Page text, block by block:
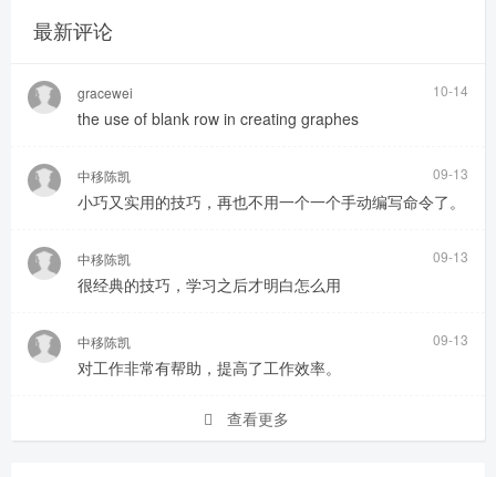
最新评论
gracewei 10-14
the use of blank row in creating graphes
中移陈凯 09-13
小巧又实用的技巧，再也不用一个一个手动编写命令了。
中移陈凯 09-13
很经典的技巧，学习之后才明白怎么用
中移陈凯 09-13
对工作非常有帮助，提高了工作效率。
查看更多